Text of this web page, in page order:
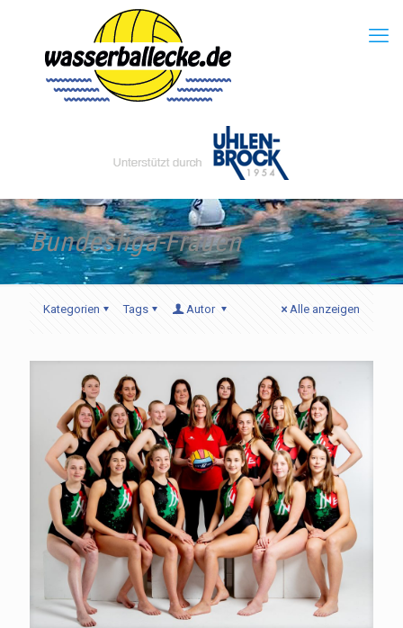
Bundesliga-Frauen
Kategorien Tags Autor Alle anzeigen